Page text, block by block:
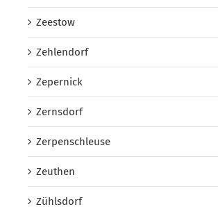
Zeestow
Zehlendorf
Zepernick
Zernsdorf
Zerpenschleuse
Zeuthen
Zühlsdorf